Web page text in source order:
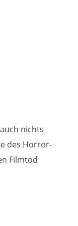
nichts
des Horror-
Filmtod